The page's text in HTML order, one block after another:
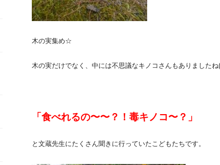
木の実集め☆
木の実だけでなく、中には不思議なキノコさんもありましたね
「食べれるの〜〜？！毒キノコ〜？」
と文蔵先生にたくさん聞きに行っていたこどもたちです。